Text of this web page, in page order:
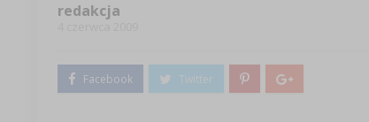
redakcja